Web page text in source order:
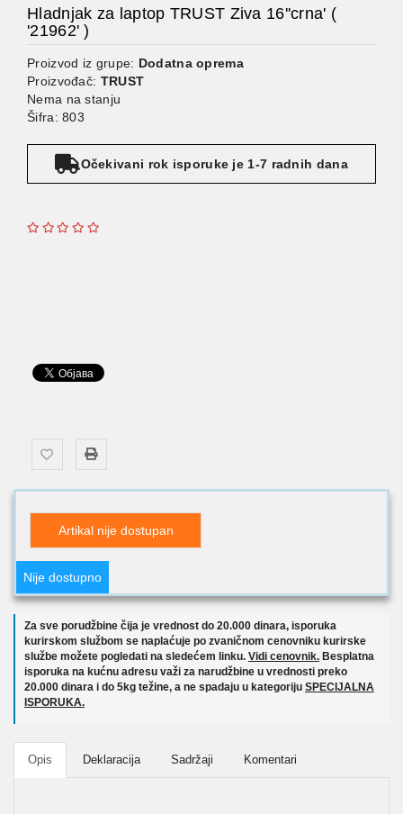
Hladnjak za laptop TRUST Ziva 16''crna' (
'21962' )
Proizvod iz grupe: Dodatna oprema
Proizvođač: TRUST
Nema na stanju
Šifra: 803
Očekivani rok isporuke je 1-7 radnih dana
Artikal nije dostupan
Nije dostupno
Za sve porudžbine čija je vrednost do 20.000 dinara, isporuka
kurirskom službom se naplaćuje po zvaničnom cenovniku kurirske
službe možete pogledati na sledećem linku. Vidi cenovnik. Besplatna
isporuka na kućnu adresu važi za narudžbine u vrednosti preko
20.000 dinara i do 5kg težine, a ne spadaju u kategoriju SPECIJALNA
ISPORUKA.
Opis Deklaracija Sadržaji Komentari